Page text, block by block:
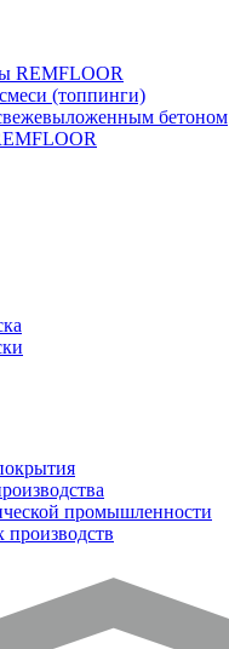
REMFLOOR
(топпинги)
бетоном
промышленности